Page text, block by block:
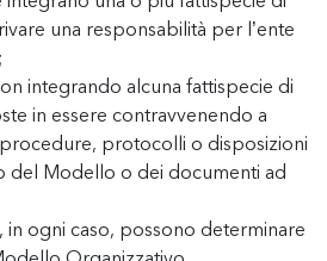
una responsabilità per l’ente
integrando alcuna fattispecie di
in essere contravvenendo a
protocolli o disposizioni
del Modello o dei documenti ad
ogni caso, possono determinare